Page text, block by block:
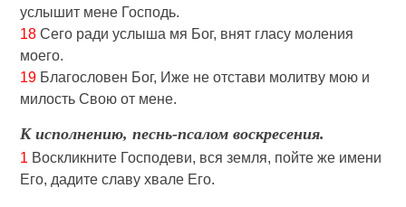
услышит мене Господь.
18 Сего ради услыша мя Бог, внят гласу моления
моего.
19 Благословен Бог, Иже не отстави молитву мою и
милость Свою от мене.
К исполнению, песнь-псалом воскресения.
1 Воскликните Господеви, вся земля, пойте же имени
Его, дадите славу хвале Его.